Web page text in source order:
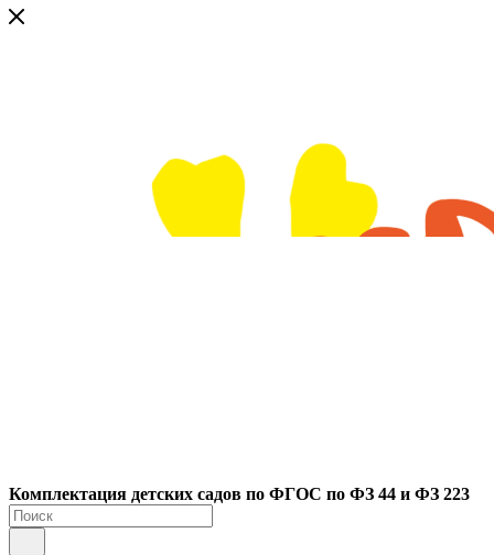
Комплектация детских садов по ФГОC по ФЗ 44 и ФЗ 223